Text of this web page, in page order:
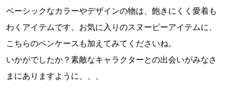
ベーシックなカラーやデザインの物は、飽きにくく愛着も
わくアイテムです。お気に入りのスヌーピーアイテムに、
こちらのペンケースも加えてみてくださいね。
いかがでしたか？素敵なキャラクターとの出会いがみなさ
まにありますように、、、